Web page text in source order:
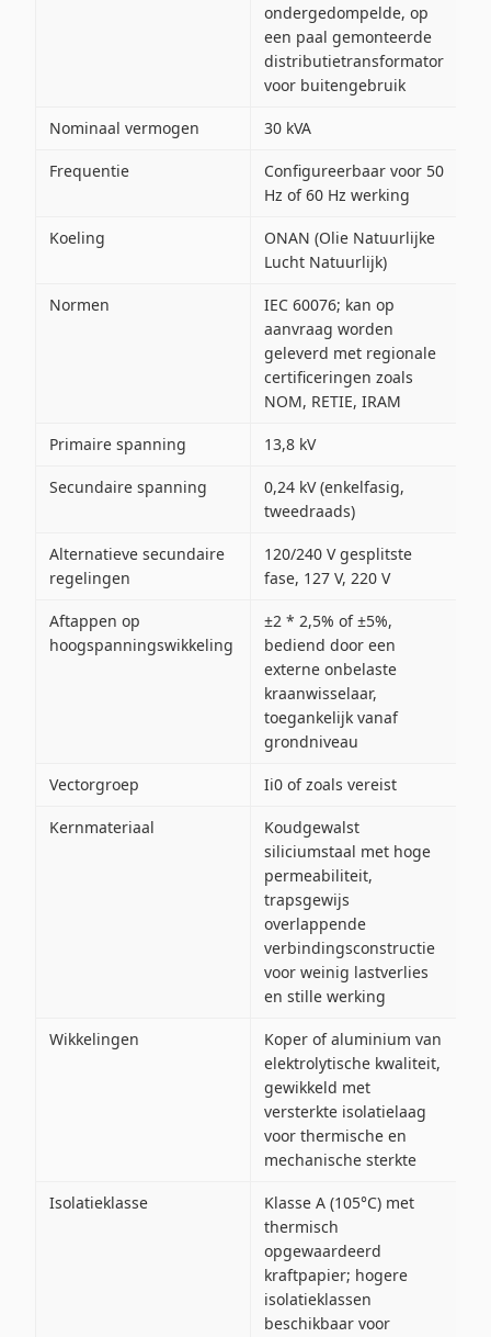
ondergedompelde, op
een paal gemonteerde
distributietransformator
voor buitengebruik
Nominaal vermogen 30 kVA
Frequentie
Configureerbaar voor 50
Hz of 60 Hz werking
Koeling
ONAN (Olie Natuurlijke
Lucht Natuurlijk)
Normen
IEC 60076; kan op
aanvraag worden
geleverd met regionale
certificeringen zoals
NOM, RETIE, IRAM
Primaire spanning 13,8 kV
Secundaire spanning
0,24 kV (enkelfasig,
tweedraads)
Alternatieve secundaire
regelingen
120/240 V gesplitste
fase, 127 V, 220 V
Aftappen op
hoogspanningswikkeling
±2 * 2,5% of ±5%,
bediend door een
externe onbelaste
kraanwisselaar,
toegankelijk vanaf
grondniveau
Vectorgroep Ii0 of zoals vereist
Kernmateriaal
Koudgewalst
siliciumstaal met hoge
permeabiliteit,
trapsgewijs
overlappende
verbindingsconstructie
voor weinig lastverlies
en stille werking
Wikkelingen
Koper of aluminium van
elektrolytische kwaliteit,
gewikkeld met
versterkte isolatielaag
voor thermische en
mechanische sterkte
Isolatieklasse
Klasse A (105°C) met
thermisch
opgewaardeerd
kraftpapier; hogere
isolatieklassen
beschikbaar voor